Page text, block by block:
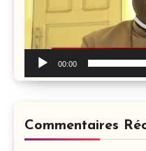
00:00
Commentaires